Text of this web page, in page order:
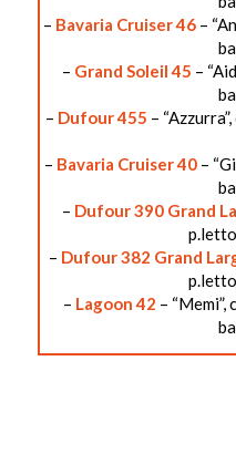
– Bavaria Cruiser 46–
– Grand Soleil 45 –
– Dufour 455 –
– Bavaria Cruiser 40 –
– Dufour 390 Grand
– Dufour 382 Grand
– Lagoon 42 –